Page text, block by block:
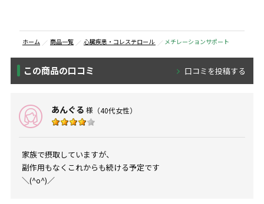
ホーム 商品一覧 心臓疾患・コレステロール メチレーションサポート
この商品の口コミ 口コミを投稿する
あんぐる 様 （40代女性）
家族で摂取していますが、
副作用もなくこれからも続ける予定です
＼(^o^)／